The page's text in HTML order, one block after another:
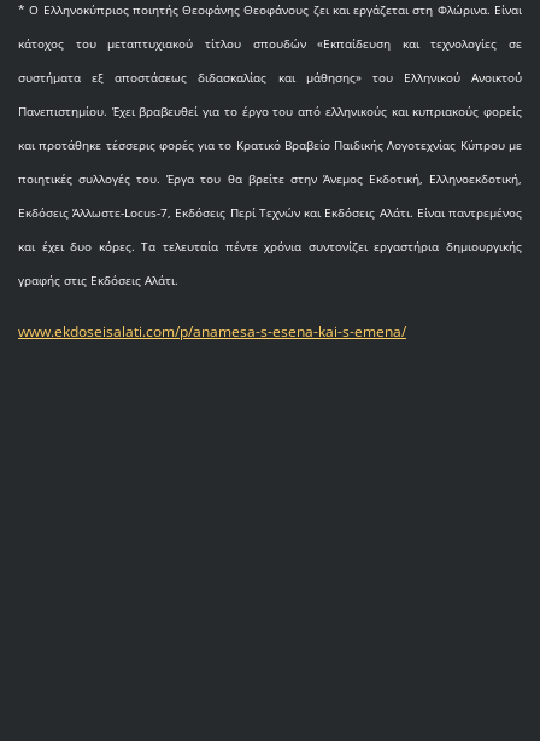
* O Eλληνοκύπριος ποιητής Θεοφάνης Θεοφάνους ζει και εργάζεται στη Φλώρινα. Είναι
κάτοχος του μεταπτυχιακού τίτλου σπουδών «Εκπαίδευση και τεχνολογίες σε
συστήματα εξ αποστάσεως διδασκαλίας και μάθησης» του Ελληνικού Ανοικτού
Πανεπιστημίου. Έχει βραβευθεί για το έργο του από ελληνικούς και κυπριακούς φορείς
και προτάθηκε τέσσερις φορές για το Κρατικό Βραβείο Παιδικής Λογοτεχνίας Κύπρου με
ποιητικές συλλογές του. Έργα του θα βρείτε στην Άνεμος Εκδοτική, Ελληνοεκδοτική,
Εκδόσεις Άλλωστε-Locus-7, Εκδόσεις Περί Τεχνών και Εκδόσεις Αλάτι. Είναι παντρεμένος
και έχει δυο κόρες. Τα τελευταία πέντε χρόνια συντονίζει εργαστήρια δημιουργικής
γραφής στις Εκδόσεις Αλάτι.
www.ekdoseisalati.com/p/anamesa-s-esena-kai-s-emena/